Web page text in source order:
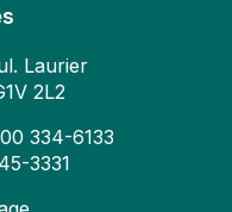
Laurier
2L2
334-6133
3331